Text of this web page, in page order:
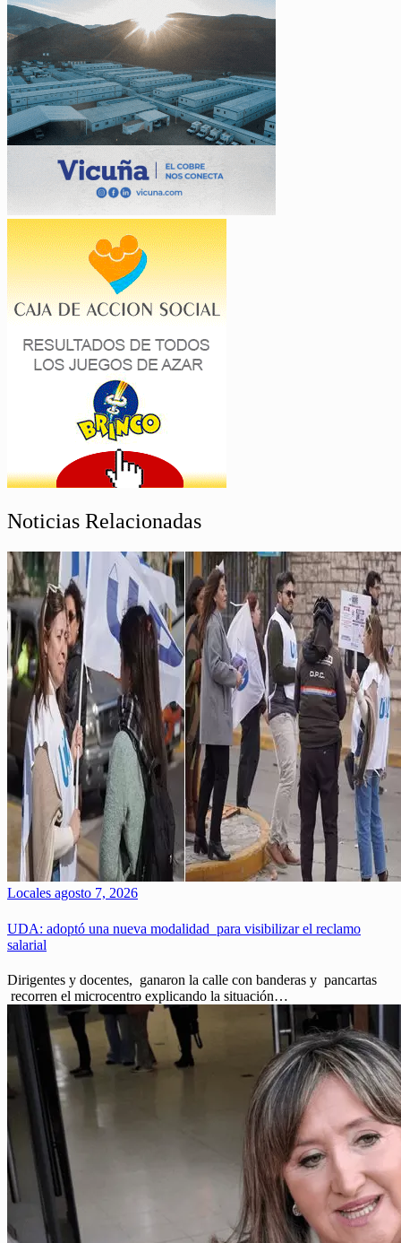
Noticias Relacionadas
Locales agosto 7, 2026
UDA: adoptó una nueva modalidad para visibilizar el reclamo
salarial
Dirigentes y docentes, ganaron la calle con banderas y pancartas
recorren el microcentro explicando la situación…